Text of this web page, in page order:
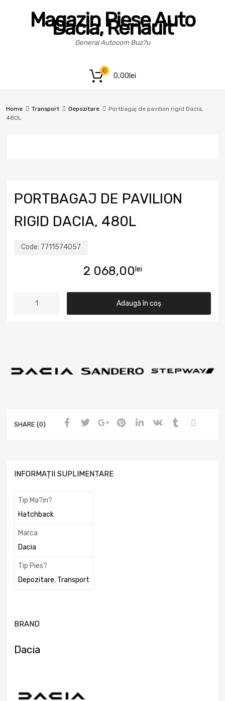
Magazin Piese Auto
Dacia, Renault
General Autocom Buz?u
0,00lei
0
Home Transport Depozitare
Portbagaj de pavilion rigid Dacia,
480L
PORTBAGAJ DE PAVILION
RIGID DACIA, 480L
Code: 7711574057
2 068,00 lei
Adaugă în coș
SHARE (0)
INFORMAȚII SUPLIMENTARE
Tip Ma?in?
Hatchback
Marca
Dacia
Tip Pies?
Depozitare, Transport
BRAND
Dacia